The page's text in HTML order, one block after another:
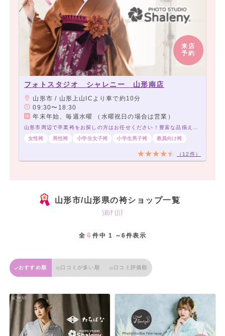
来店
予約
フォトスタジオ シャレニー 山形南店
山形市 / 山形上山ICより車で約10分
09:30〜18:30
年末年始、毎週水曜 （水曜祝日の場合は営業）
山形市周辺で卒業袴をお探しの方はお任せください！豊富な品揃えでお待ちしております！
女性袴
男性袴 小学生女子袴 小学生男子袴 教員向け袴
（12件）
山形市/山形県の袴ショップ一覧
shop list
全 6 件中 1 ～6件表示
おすすめ順 口コミが多い順 口コミ評価順